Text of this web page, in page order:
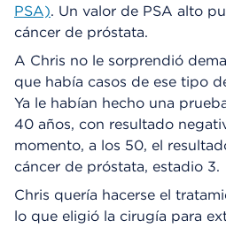
PSA). Un valor de PSA alto
cáncer de próstata.
A Chris no le sorprendió
que había casos de ese tipo
Ya le habían hecho una
40 años, con resultado
momento, a los 50, el
cáncer de próstata, estadio 3.
Chris quería hacerse el
lo que eligió la cirugía para